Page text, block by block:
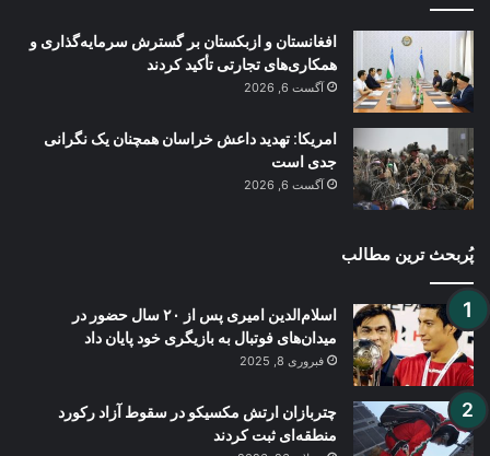
افغانستان و ازبکستان بر گسترش سرمایه‌گذاری و
همکاری‌های تجارتی تأکید کردند
آگست 6, 2026
امریکا: تهدید داعش خراسان همچنان یک نگرانی
جدی است
آگست 6, 2026
پُربحث ترین مطالب
اسلام‌الدین امیری پس از ۲۰ سال حضور در
میدان‌های فوتبال به بازیگری خود پایان داد
فبروری 8, 2025
چتربازان ارتش مکسیکو در سقوط آزاد رکورد
منطقه‌ای ثبت کردند